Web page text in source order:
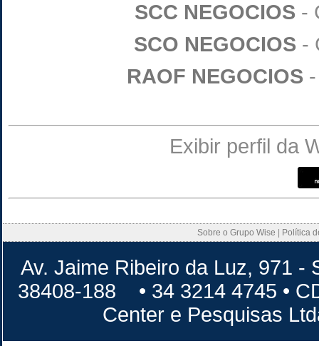
SCC NEGOCIOS -
SCO NEGOCIOS -
RAOF NEGOCIOS
Exibir perfil da
Sobre o Grupo Wise Política
Av. Jaime Ribeiro da Luz, 971 -
38408-188 • 34 3214 4745 •
Center e Pesquisas